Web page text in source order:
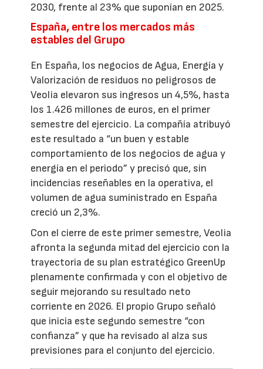
2030, frente al 23% que suponían en 2025.
España, entre los mercados más
estables del Grupo
En España, los negocios de Agua, Energía y
Valorización de residuos no peligrosos de
Veolia elevaron sus ingresos un 4,5%, hasta
los 1.426 millones de euros, en el primer
semestre del ejercicio. La compañía atribuyó
este resultado a “un buen y estable
comportamiento de los negocios de agua y
energía en el periodo” y precisó que, sin
incidencias reseñables en la operativa, el
volumen de agua suministrado en España
creció un 2,3%.
Con el cierre de este primer semestre, Veolia
afronta la segunda mitad del ejercicio con la
trayectoria de su plan estratégico GreenUp
plenamente confirmada y con el objetivo de
seguir mejorando su resultado neto
corriente en 2026. El propio Grupo señaló
que inicia este segundo semestre “con
confianza” y que ha revisado al alza sus
previsiones para el conjunto del ejercicio.